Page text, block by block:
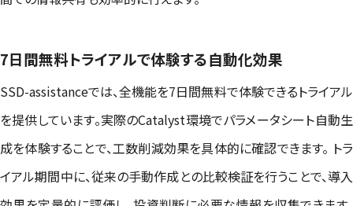
7日間無料トライアルで体験する自動化効果
SSD-assistanceでは、全機能を7日間無料で体験できるトライアル
を提供しています。実際のCatalyst環境でパラメータシート自動生
成を体験することで、工数削減効果を具体的に確認できます。 トラ
イアル期間中に、従来の手動作成との比較検証を行うことで、導入